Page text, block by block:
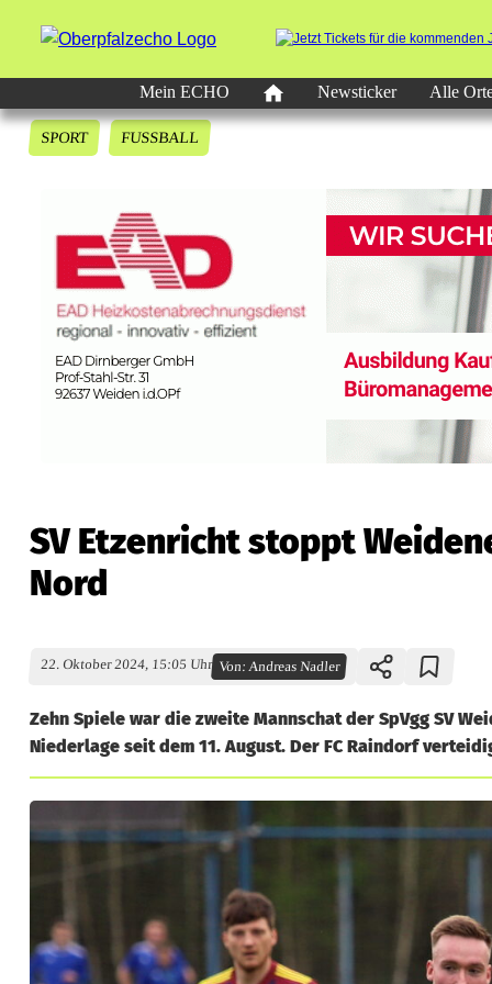
Mein ECHO
Newsticker Alle
SPORT FUSSBALL
SV Etzenricht stoppt
Nord
22. Oktober 2024, 15:05 Uhr Von:Andreas Nadler
Zehn Spiele war die zweite Mannschat der SpVgg SV
Niederlage seit dem 11. August. Der FC Raindorf
t